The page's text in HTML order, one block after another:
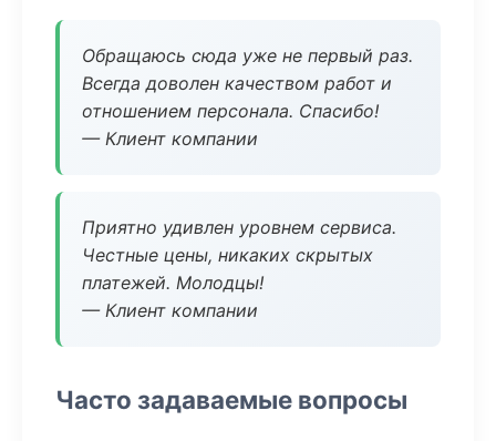
Обращаюсь сюда уже не первый раз.
Всегда доволен качеством работ и
отношением персонала. Спасибо!
— Клиент компании
Приятно удивлен уровнем сервиса.
Честные цены, никаких скрытых
платежей. Молодцы!
— Клиент компании
Часто задаваемые вопросы